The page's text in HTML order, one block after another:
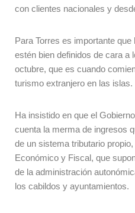
con clientes nacionales y
Para Torres es importante
estén bien definidos de cara a
octubre, que es cuando
turismo extranjero en las islas.
Ha insistido en que el
cuenta la merma de ingresos
de un sistema tributario
Económico y Fiscal, que
de la administración
los cabildos y ayuntamientos.